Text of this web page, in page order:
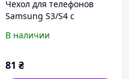
Чехол для телефонов
Samsung S3/S4 c
отделениями для карт
В наличии
81 ₴